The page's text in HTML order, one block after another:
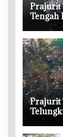
‎Prajurit
Tengah
‎Prajurit